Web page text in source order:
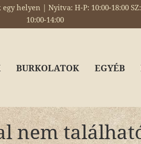
egy helyen | Nyitva: H-P: 10:00-18:00 SZ:
10:00-14:00
BURKOLATOK EGYÉB
nem